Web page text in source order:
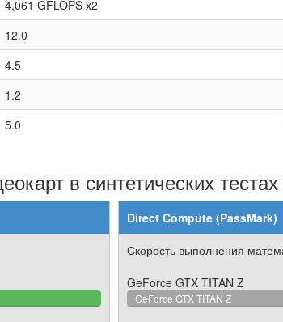
4,061 GFLOPS x2
12.0
4.5
1.2
5.0
в синтетических тестах
Direct Compute (PassMark)
Скорость выполнения
GeForce GTX TITAN Z
GeForce GTX TITAN Z